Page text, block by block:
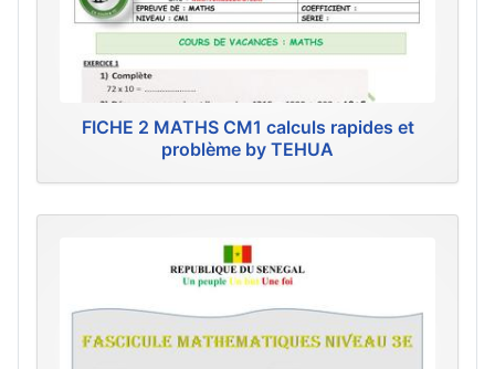
FICHE 2 MATHS CM1 calculs rapides et
problème by TEHUA